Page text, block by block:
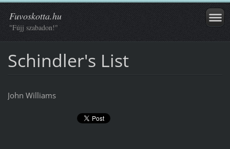
Fuvoskotta.hu
"Fújj szabadon!"
Schindler's List
John Williams